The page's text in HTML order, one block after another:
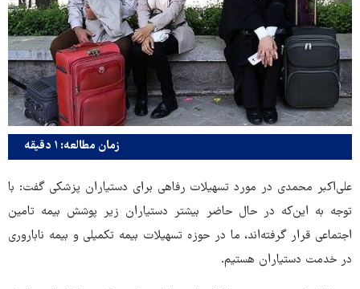
زمان مطالعه: ۱ دقیقه
علی‌اکبر محمدی در مورد تسهیلات رفاهی برای دستیاران پزشکی گفت: با
توجه به این‌که در حال حاضر بیشتر دستیاران زیر پوشش بیمه تامین
اجتماعی قرار گرفته‌اند، ما در حوزه تسهیلات بیمه تکمیلی و بیمه ناباروری
در خدمت دستیاران هستیم.